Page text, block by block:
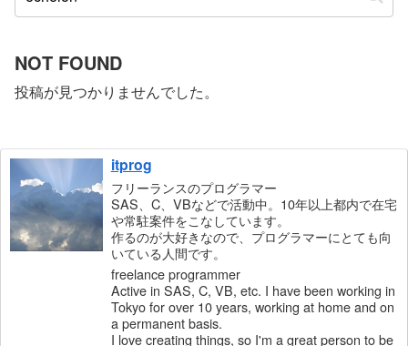
NOT FOUND
投稿が見つかりませんでした。
itprog
フリーランスのプログラマー
SAS、C、VBなどで活動中。10年以上都内で在宅
や常駐案件をこなしています。
作るのが大好きなので、プログラマーにとても向
いている人間です。
freelance programmer
Active in SAS, C, VB, etc. I have been working in
Tokyo for over 10 years, working at home and on
a permanent basis.
I love creating things, so I'm a great person to be